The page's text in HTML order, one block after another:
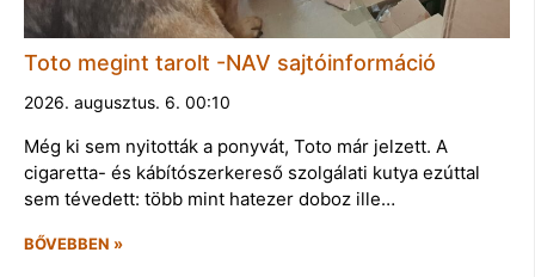
Toto megint tarolt -NAV sajtóinformáció
2026. augusztus. 6. 00:10
Még ki sem nyitották a ponyvát, Toto már jelzett. A
cigaretta- és kábítószerkereső szolgálati kutya ezúttal
sem tévedett: több mint hatezer doboz ille…
BŐVEBBEN »